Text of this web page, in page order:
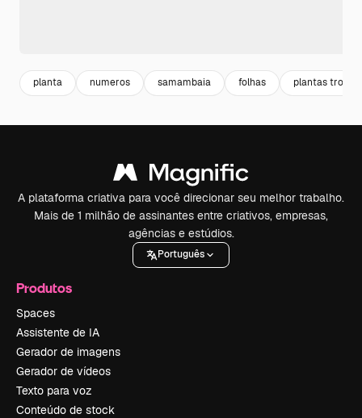
planta numeros samambaia folhas plantas
A plataforma criativa para você direcionar seu melhor trabalho.
Mais de 1 milhão de assinantes entre criativos, empresas,
agências e estúdios.
Português
Produtos
Spaces
Assistente de IA
Gerador de imagens
Gerador de vídeos
Texto para voz
Conteúdo de stock